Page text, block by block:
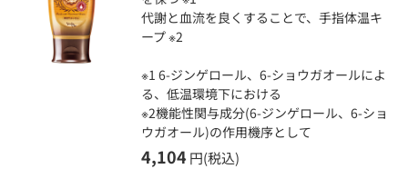
代謝と血流を良くすることで、手指体温キ
ープ ※2
※1 6-ジンゲロール、6-ショウガオールによ
る、低温環境下における
※2機能性関与成分(6-ジンゲロール、6-ショ
ウガオール)の作用機序として
4,104 円(税込)